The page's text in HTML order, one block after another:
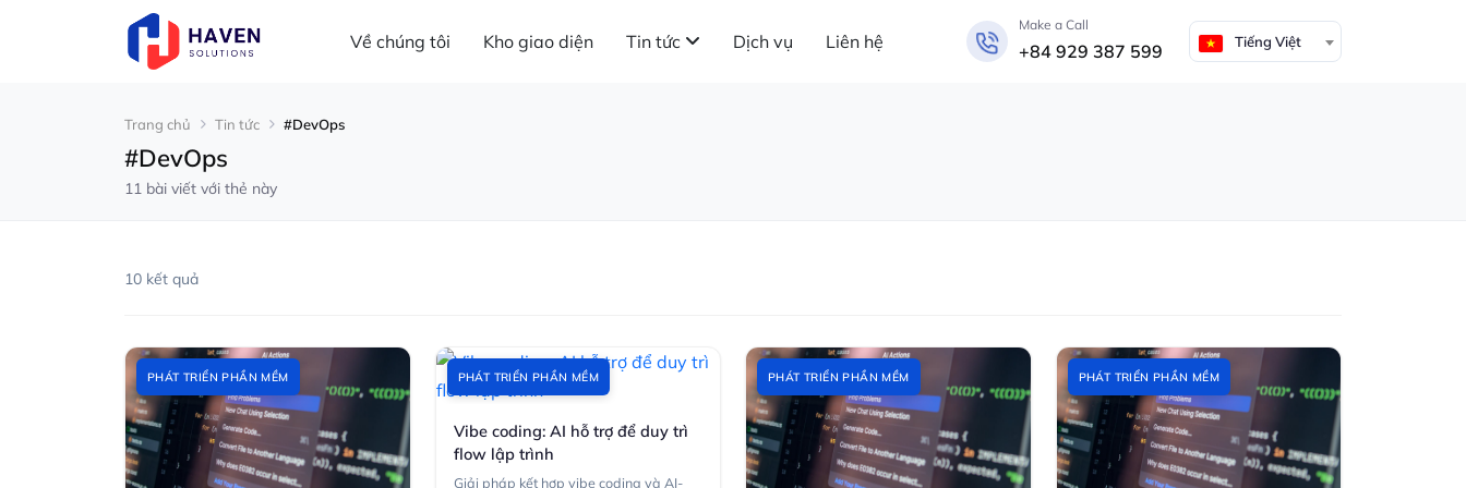
Về chúng tôi Kho giao diện Tin tức Dịch vụ Liên hệ
Make a Call
+84 929 387 599 Tiếng Việt
Trang chủ Tin tức #DevOps
#DevOps
11 bài viết với thẻ này
10 kết quả
PHÁT TRIỂN PHẦN MỀM PHÁT TRIỂN PHẦN MỀM
Vibe coding: AI hỗ trợ để duy trì
flow lập trình
Giải pháp kết hợp vibe coding và AI-
PHÁT TRIỂN PHẦN MỀM PHÁT TRIỂN PHẦN MỀM